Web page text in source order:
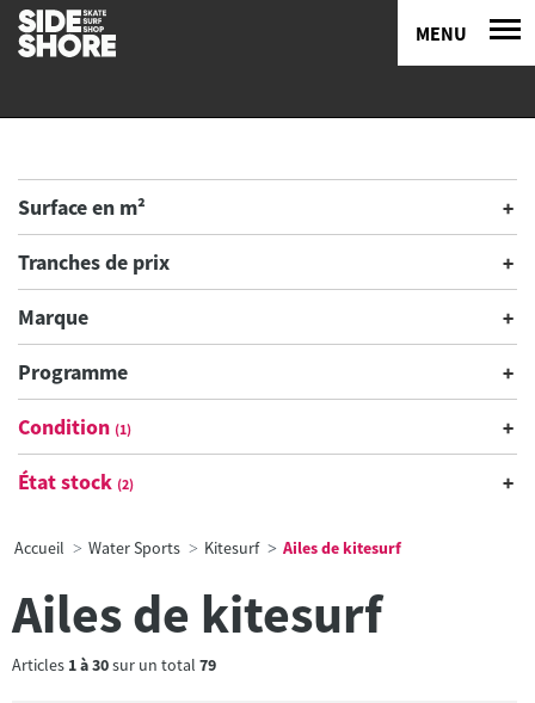
MENU
Surface en m²
Tranches de prix
Marque
Programme
Condition (1)
État stock (2)
Accueil Water Sports Kitesurf Ailes de kitesurf
Ailes de kitesurf
Articles 1à30sur un total 79